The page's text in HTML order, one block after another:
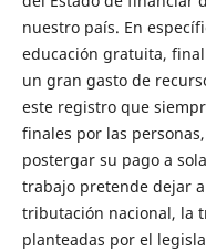
nuestro país. En
educación gratuita,
un gran gasto de
este registro que
finales por las
postergar su pago a
trabajo pretende dejar
tributación nacional, la
planteadas por el